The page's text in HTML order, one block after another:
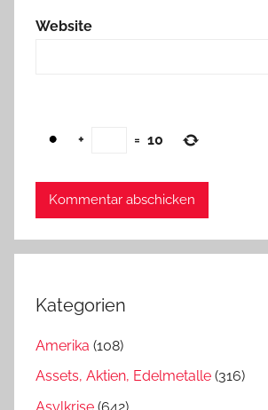
Website
+ = 10
Kategorien
Amerika (108)
Assets, Aktien, Edelmetalle (316)
Asylkrise (642)